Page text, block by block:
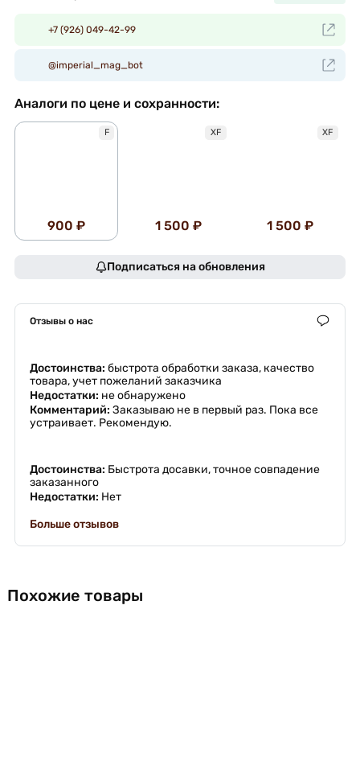
+7 (926) 049-42-99
@imperial_mag_bot
Аналоги по цене и сохранности:
F
900 ₽
XF
1 500 ₽
XF
1 500 ₽
Подписаться на обновления
Отзывы о нас
Достоинства: быстрота обработки заказа, качество
товара, учет пожеланий заказчика
Недостатки: не обнаружено
Комментарий: Заказываю не в первый раз. Пока все
устраивает. Рекомендую.
Достоинства: Быстрота досавки, точное совпадение
заказанного
Недостатки: Нет
Больше отзывов
Похожие товары